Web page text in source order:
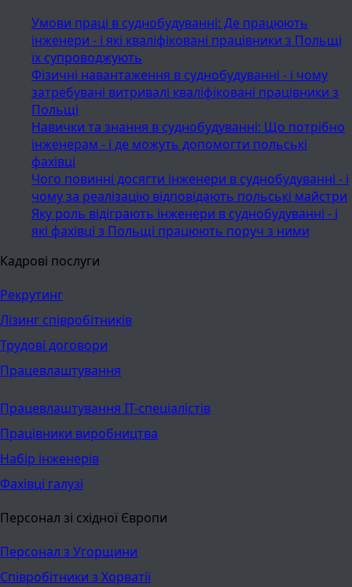
Умови праці в суднобудуванні: Де працюють
інженери - і які кваліфіковані працівники з Польщі
їх супроводжують
Фізичні навантаження в суднобудуванні - і чому
затребувані витривалі кваліфіковані працівники з
Польщі
Навички та знання в суднобудуванні: Що потрібно
інженерам - і де можуть допомогти польські
фахівці
Чого повинні досягти інженери в суднобудуванні - і
чому за реалізацію відповідають польські майстри
Яку роль відіграють інженери в суднобудуванні - і
які фахівці з Польщі працюють поруч з ними
Кадрові послуги
Рекрутинг
Лізинг співробітників
Трудові договори
Працевлаштування
Працевлаштування ІТ-спеціалістів
Працівники виробництва
Набір інженерів
Фахівці галузі
Персонал зі східної Європи
Персонал з Угорщини
Співробітники з Хорватії